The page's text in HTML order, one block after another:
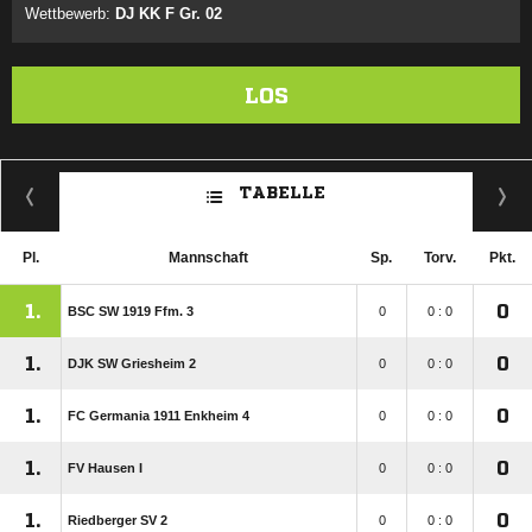
Wettbewerb: DJ KK F Gr. 02
LOS
TABELLE
Pl. Mannschaft Sp. Torv. Pkt.
1. BSC SW 1919 Ffm. 3 0 0 : 0 0
1. DJK SW Griesheim 2 0 0 : 0 0
1. FC Germania 1911 Enkheim 4 0 0 : 0 0
1. FV Hausen I 0 0 : 0 0
1. Riedberger SV 2 0 0 : 0 0